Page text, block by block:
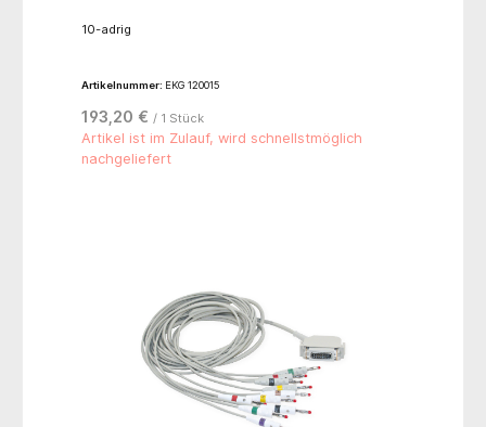
10-adrig
Artikelnummer: EKG 120015
193,20 € / 1 Stück
Artikel ist im Zulauf, wird schnellstmöglich
nachgeliefert